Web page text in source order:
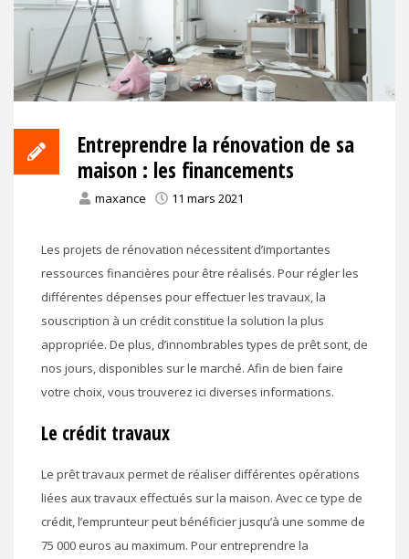
Entreprendre la rénovation de sa
maison : les financements
maxance 11 mars 2021
Les projets de rénovation nécessitent d’importantes
ressources financières pour être réalisés. Pour régler les
différentes dépenses pour effectuer les travaux, la
souscription à un crédit constitue la solution la plus
appropriée. De plus, d’innombrables types de prêt sont, de
nos jours, disponibles sur le marché. Afin de bien faire
votre choix, vous trouverez ici diverses informations.
Le crédit travaux
Le prêt travaux permet de réaliser différentes opérations
liées aux travaux effectués sur la maison. Avec ce type de
crédit, l’emprunteur peut bénéficier jusqu’à une somme de
75 000 euros au maximum. Pour entreprendre la